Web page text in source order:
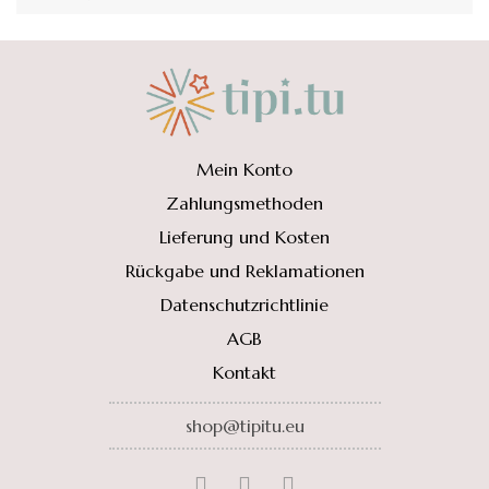
Mein Konto
Zahlungsmethoden
Lieferung und Kosten
Rückgabe und Reklamationen
Datenschutzrichtlinie
AGB
Kontakt
shop@tipitu.eu